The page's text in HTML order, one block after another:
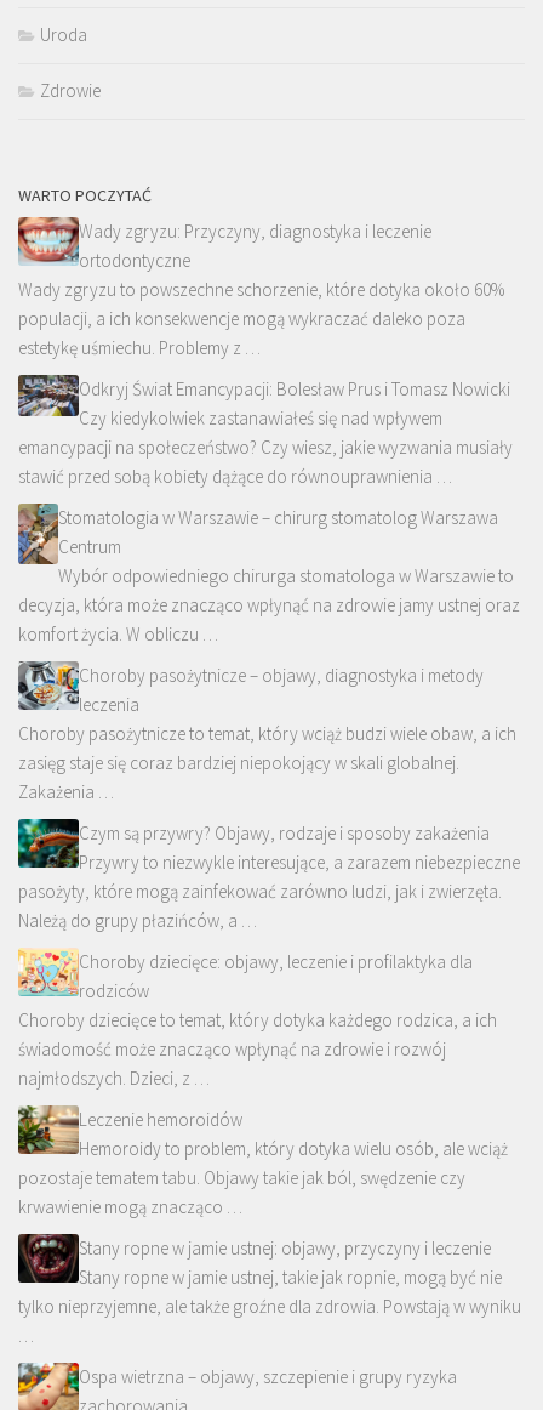
Uroda
Zdrowie
WARTO POCZYTAĆ
Wady zgryzu: Przyczyny, diagnostyka i leczenie
ortodontyczne
Wady zgryzu to powszechne schorzenie, które dotyka około 60%
populacji, a ich konsekwencje mogą wykraczać daleko poza
estetykę uśmiechu. Problemy z …
Odkryj Świat Emancypacji: Bolesław Prus i Tomasz Nowicki
Czy kiedykolwiek zastanawiałeś się nad wpływem
emancypacji na społeczeństwo? Czy wiesz, jakie wyzwania musiały
stawić przed sobą kobiety dążące do równouprawnienia …
Stomatologia w Warszawie – chirurg stomatolog Warszawa
Centrum
Wybór odpowiedniego chirurga stomatologa w Warszawie to
decyzja, która może znacząco wpłynąć na zdrowie jamy ustnej oraz
komfort życia. W obliczu …
Choroby pasożytnicze – objawy, diagnostyka i metody
leczenia
Choroby pasożytnicze to temat, który wciąż budzi wiele obaw, a ich
zasięg staje się coraz bardziej niepokojący w skali globalnej.
Zakażenia …
Czym są przywry? Objawy, rodzaje i sposoby zakażenia
Przywry to niezwykle interesujące, a zarazem niebezpieczne
pasożyty, które mogą zainfekować zarówno ludzi, jak i zwierzęta.
Należą do grupy płazińców, a …
Choroby dziecięce: objawy, leczenie i profilaktyka dla
rodziców
Choroby dziecięce to temat, który dotyka każdego rodzica, a ich
świadomość może znacząco wpłynąć na zdrowie i rozwój
najmłodszych. Dzieci, z …
Leczenie hemoroidów
Hemoroidy to problem, który dotyka wielu osób, ale wciąż
pozostaje tematem tabu. Objawy takie jak ból, swędzenie czy
krwawienie mogą znacząco …
Stany ropne w jamie ustnej: objawy, przyczyny i leczenie
Stany ropne w jamie ustnej, takie jak ropnie, mogą być nie
tylko nieprzyjemne, ale także groźne dla zdrowia. Powstają w wyniku
…
Ospa wietrzna – objawy, szczepienie i grupy ryzyka